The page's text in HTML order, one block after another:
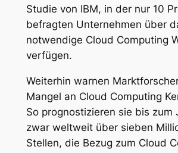
Studie von IBM, in der nur 10
befragten Unternehmen über
notwendige Cloud Computing
verfügen.
Weiterhin warnen
Mangel an Cloud Computing
So prognostizieren sie bis zum
zwar weltweit über sieben
Stellen, die Bezug zum Cloud